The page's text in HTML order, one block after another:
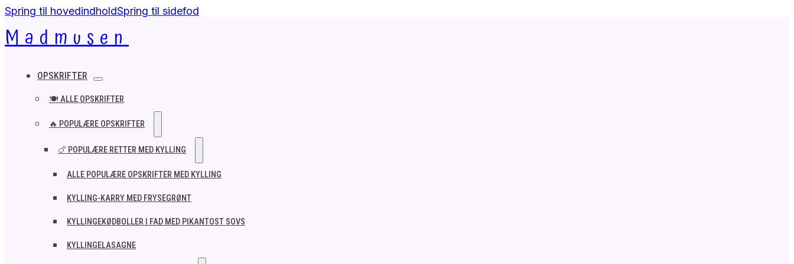
Spring til hovedindholdSpring til sidefod
Madmusen
OPSKRIFTER
🍽️ ALLE OPSKRIFTER
🔥 POPULÆRE OPSKRIFTER
🍗 POPULÆRE RETTER MED KYLLING
ALLE POPULÆRE OPSKRIFTER MED KYLLING
KYLLING-KARRY MED FRYSEGRØNT
KYLLINGEKØDBOLLER I FAD MED PIKANTOST SOVS
KYLLINGELASAGNE